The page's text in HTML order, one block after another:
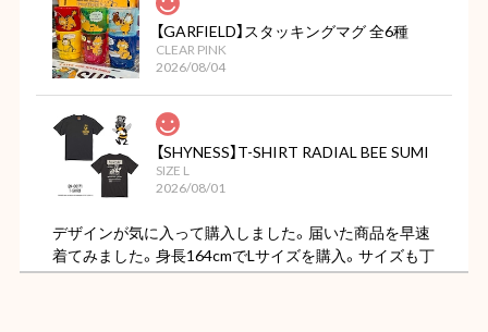
【GARFIELD】スタッキングマグ 全6種
CLEAR PINK
2026/08/04
【SHYNESS】T-SHIRT RADIAL BEE SUMI
SIZE L
2026/08/01
デザインが気に入って購入しました。届いた商品を早速
着てみました。身長164cmでLサイズを購入。サイズも丁
度よく色もただの黒ではなくちょっと色褪せた様なビン